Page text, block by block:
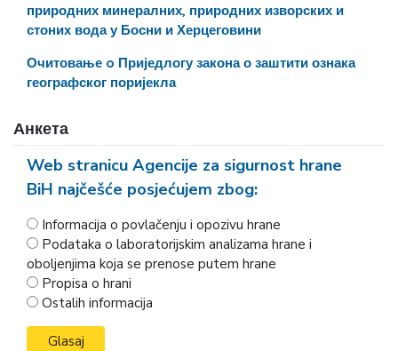
природних минералних, природних изворских и
стоних вода у Босни и Херцеговини
Очитовање o Приједлогу закона о заштити ознака
географског поријекла
Анкета
Web stranicu Agencije za sigurnost hrane
BiH najčešće posjećujem zbog:
Informacija o povlačenju i opozivu hrane
Podataka o laboratorijskim analizama hrane i
oboljenjima koja se prenose putem hrane
Propisa o hrani
Ostalih informacija